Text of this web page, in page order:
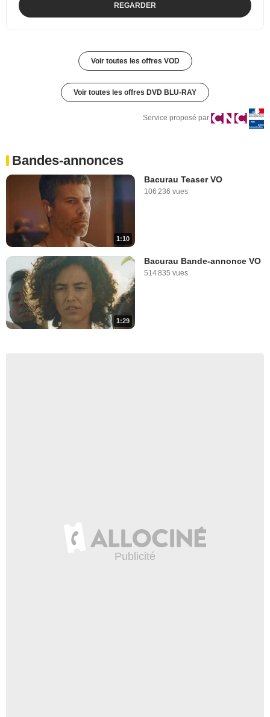
REGARDER
Voir toutes les offres VOD
Voir toutes les offres DVD BLU-RAY
Service proposé par
Bandes-annonces
1:10
Bacurau Teaser VO
106 236 vues
1:29
Bacurau Bande-annonce VO
514 835 vues